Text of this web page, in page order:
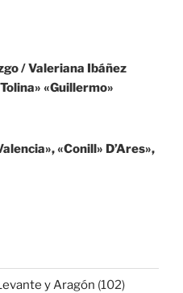
/ Valeriana Ibáñez
«Guillermo»
«Conill» D’Ares»,
y Aragón (102)